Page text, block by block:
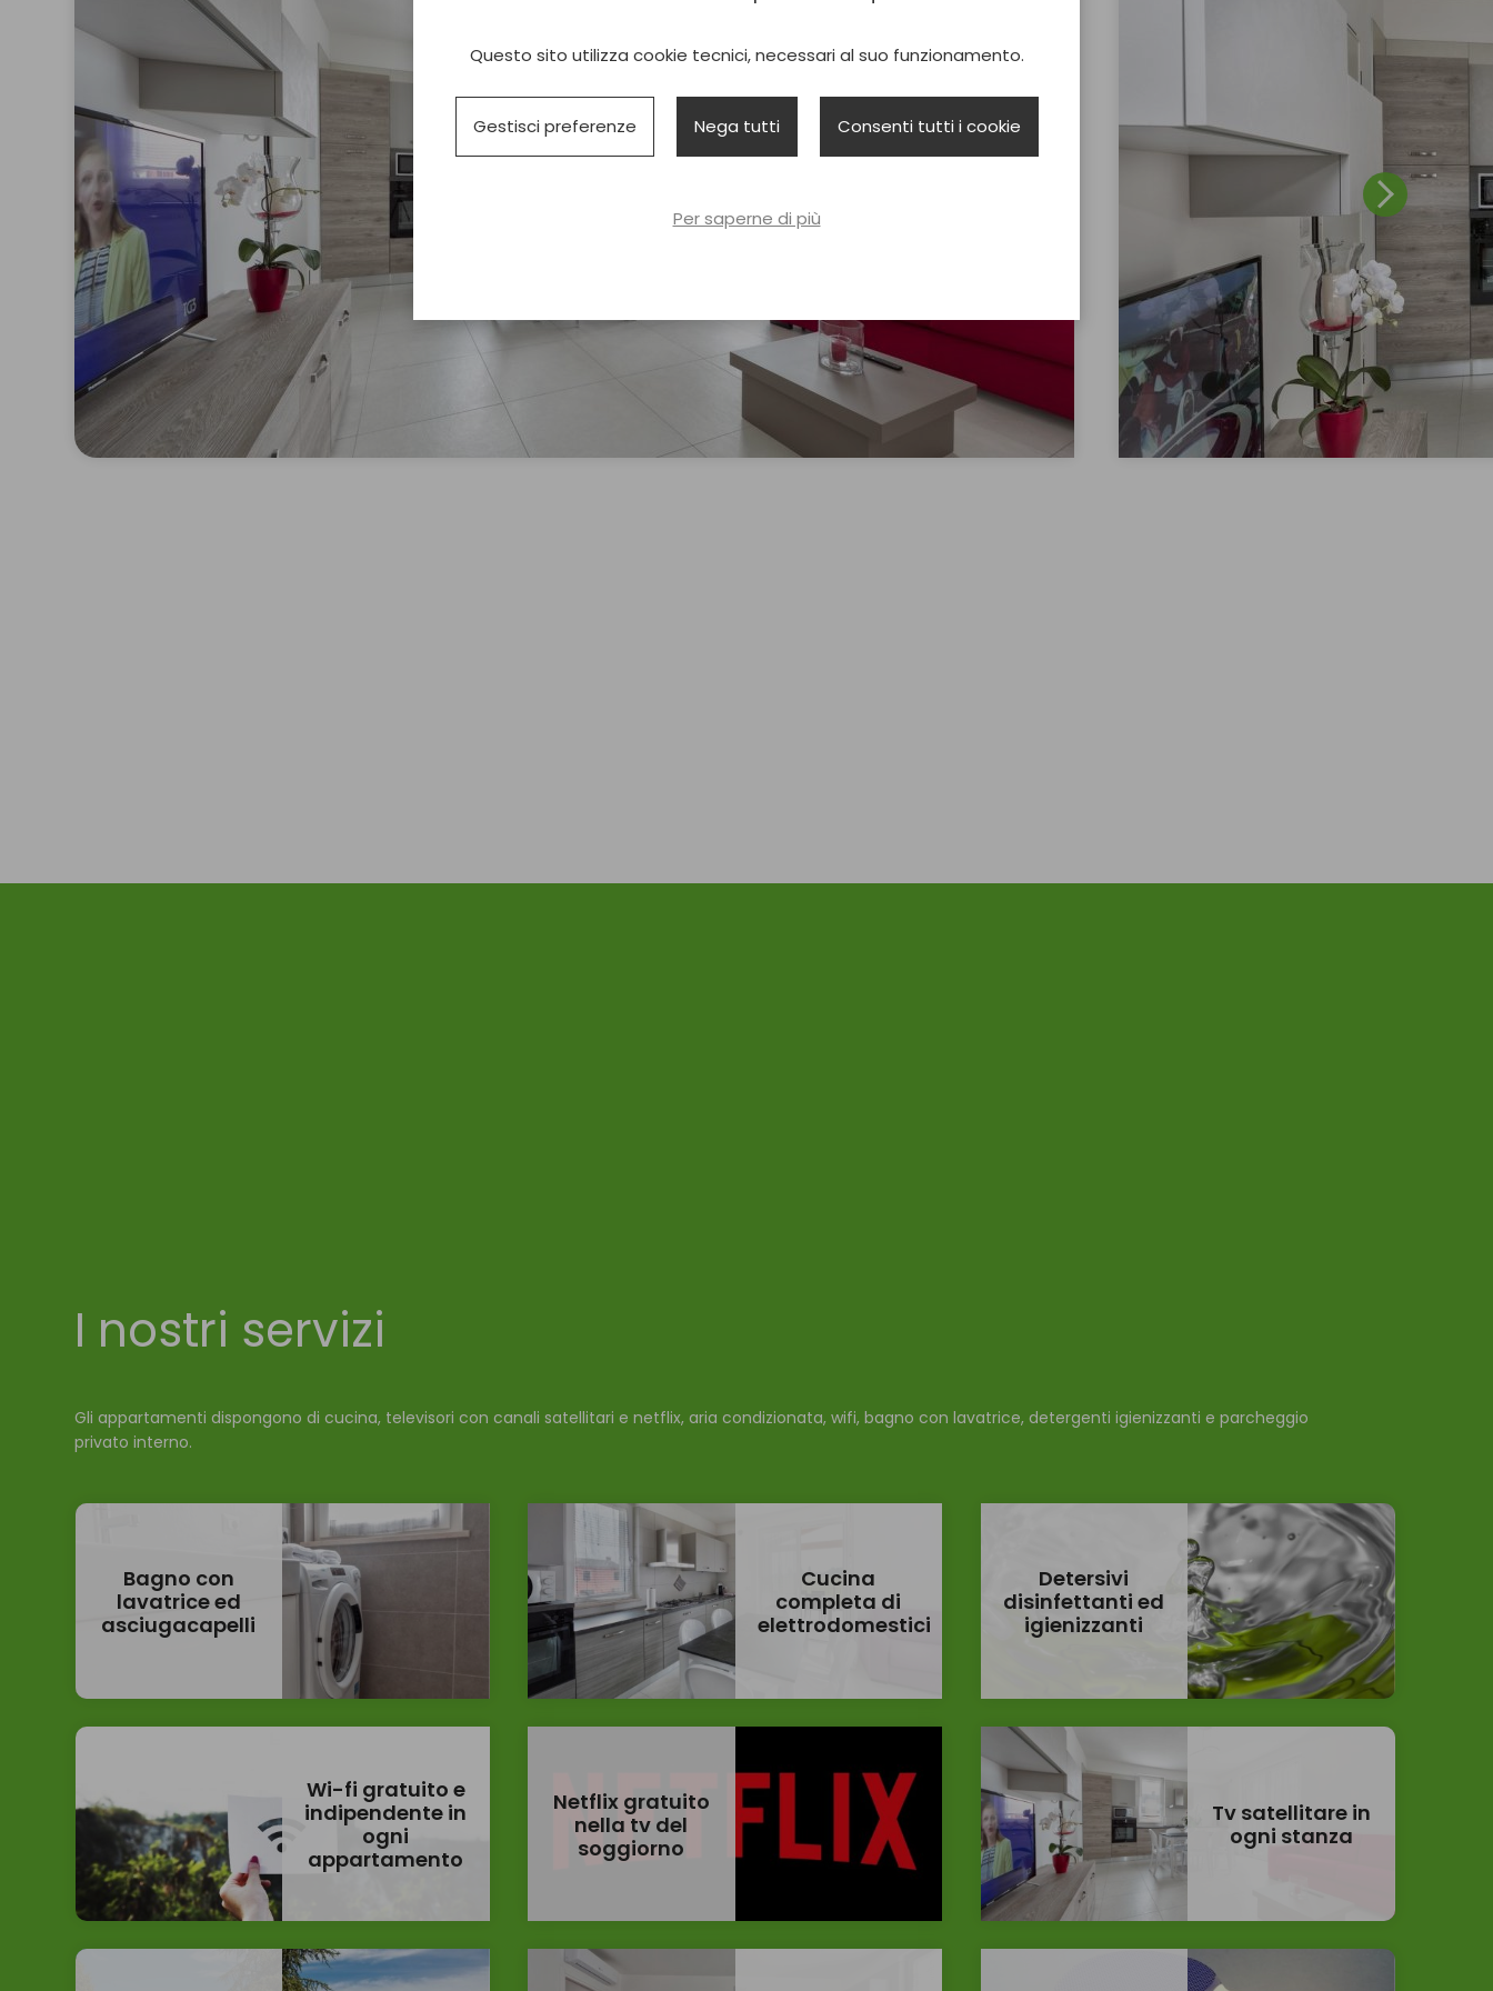
I nostri servizi
Gli appartamenti dispongono di cucina, televisori con canali satellitari e netflix, aria condizionata, wifi, bagno con lavatrice, detergenti igienizzanti e parcheggio
privato interno.
Bagno con
lavatrice ed
asciugacapelli
Cucina
completa di
elettrodomestici
Detersivi
disinfettanti ed
igienizzanti
Wi-fi gratuito e
indipendente in
ogni
appartamento
Netflix gratuito
nella tv del
soggiorno
Tv satellitare in
ogni stanza
Questo sito utilizza cookie tecnici, necessari al suo funzionamento.
Gestisci preferenze Nega tutti Consenti tutti i cookie
Per saperne di più